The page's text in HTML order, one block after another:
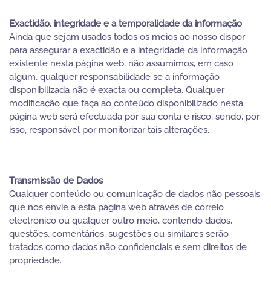
Exactidão, integridade e a temporalidade da informação
Ainda que sejam usados todos os meios ao nosso dispor
para assegurar a exactidão e a integridade da informação
existente nesta página web, não assumimos, em caso
algum, qualquer responsabilidade se a informação
disponibilizada não é exacta ou completa. Qualquer
modificação que faça ao conteúdo disponibilizado nesta
página web será efectuada por sua conta e risco, sendo, por
isso, responsável por monitorizar tais alterações.
Transmissão de Dados
Qualquer conteúdo ou comunicação de dados não pessoais
que nos envie a esta página web através de correio
electrónico ou qualquer outro meio, contendo dados,
questões, comentários, sugestões ou similares serão
tratados como dados não confidenciais e sem direitos de
propriedade.